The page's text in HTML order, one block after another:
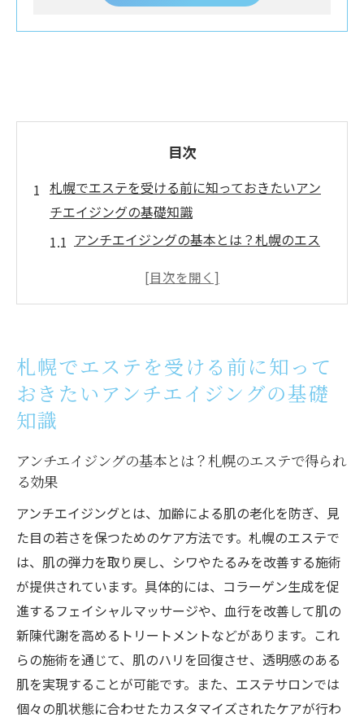
目次
札幌でエステを受ける前に知っておきたいアン
チエイジングの基礎知識
アンチエイジングの基本とは？札幌のエス
札幌でエステ施術を受ける前に知っておく
を理解する
札幌のエステサロンで選ぶべき施術内容の
の札幌での選択
的な知識
エステで若返りを実感！札幌でできるアンチエ
イジング施術の紹介
札幌で人気のアンチエイジング施術を徹底
解説
エステで体感する若返り効果：札幌での施
術事例
札幌のエステサロンで受けられる最新のア
札幌でエステを受ける前に知って
おきたいアンチエイジングの基礎
知識
アンチエイジングの基本とは？札幌のエステで得られ
る効果
アンチエイジングとは、加齢による肌の老化を防ぎ、見
た目の若さを保つためのケア方法です。札幌のエステで
は、肌の弾力を取り戻し、シワやたるみを改善する施術
が提供されています。具体的には、コラーゲン生成を促
進するフェイシャルマッサージや、血行を改善して肌の
新陳代謝を高めるトリートメントなどがあります。これ
らの施術を通じて、肌のハリを回復させ、透明感のある
肌を実現することが可能です。また、エステサロンでは
個々の肌状態に合わせたカスタマイズされたケアが行わ